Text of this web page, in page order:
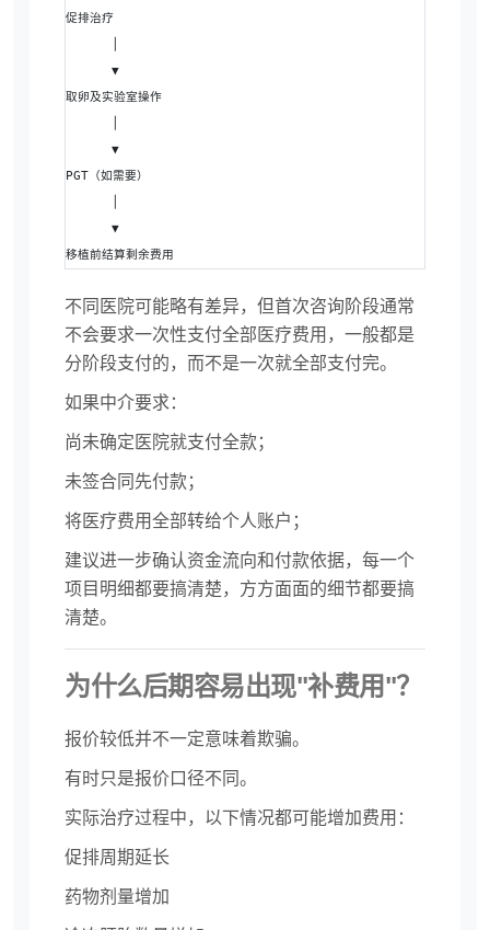
促排治疗
▼
取卵及实验室操作
▼
PGT（如需要）
▼
移植前结算剩余费用
不同医院可能略有差异，但首次咨询阶段通常
不会要求一次性支付全部医疗费用，一般都是
分阶段支付的，而不是一次就全部支付完。
如果中介要求：
尚未确定医院就支付全款；
未签合同先付款；
将医疗费用全部转给个人账户；
建议进一步确认资金流向和付款依据，每一个
项目明细都要搞清楚，方方面面的细节都要搞
清楚。
为什么后期容易出现"补费用"？
报价较低并不一定意味着欺骗。
有时只是报价口径不同。
实际治疗过程中，以下情况都可能增加费用：
促排周期延长
药物剂量增加